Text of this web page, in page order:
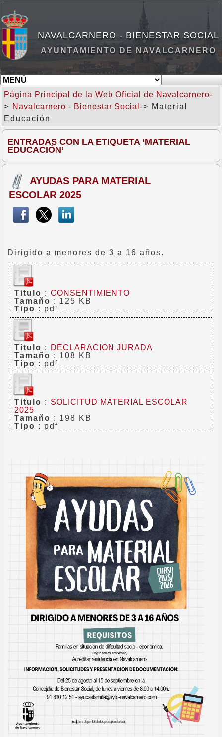
NAVALCARNERO - BIENESTAR SOCIAL
AYUNTAMIENTO DE NAVALCARNERO
Página Principal de la Web Oficial de Navalcarnero-
> Navalcarnero - Bienestar Social -> Material
Educación
ENTRADAS CON LA ETIQUETA ‘MATERIAL
EDUCACIÓN’
AYUDAS PARA MATERIAL
ESCOLAR 2025
Dirigido a menores de 3 a 16 años.
Titulo :CONSENTIMIENTO
Tamaño : 125 KB
Tipo : pdf
Titulo :
DECLARACION JURADA
Tamaño : 108 KB
Tipo : pdf
Titulo : SOLICITUD MATERIAL ESCOLAR
2025
Tamaño : 198 KB
Tipo : pdf